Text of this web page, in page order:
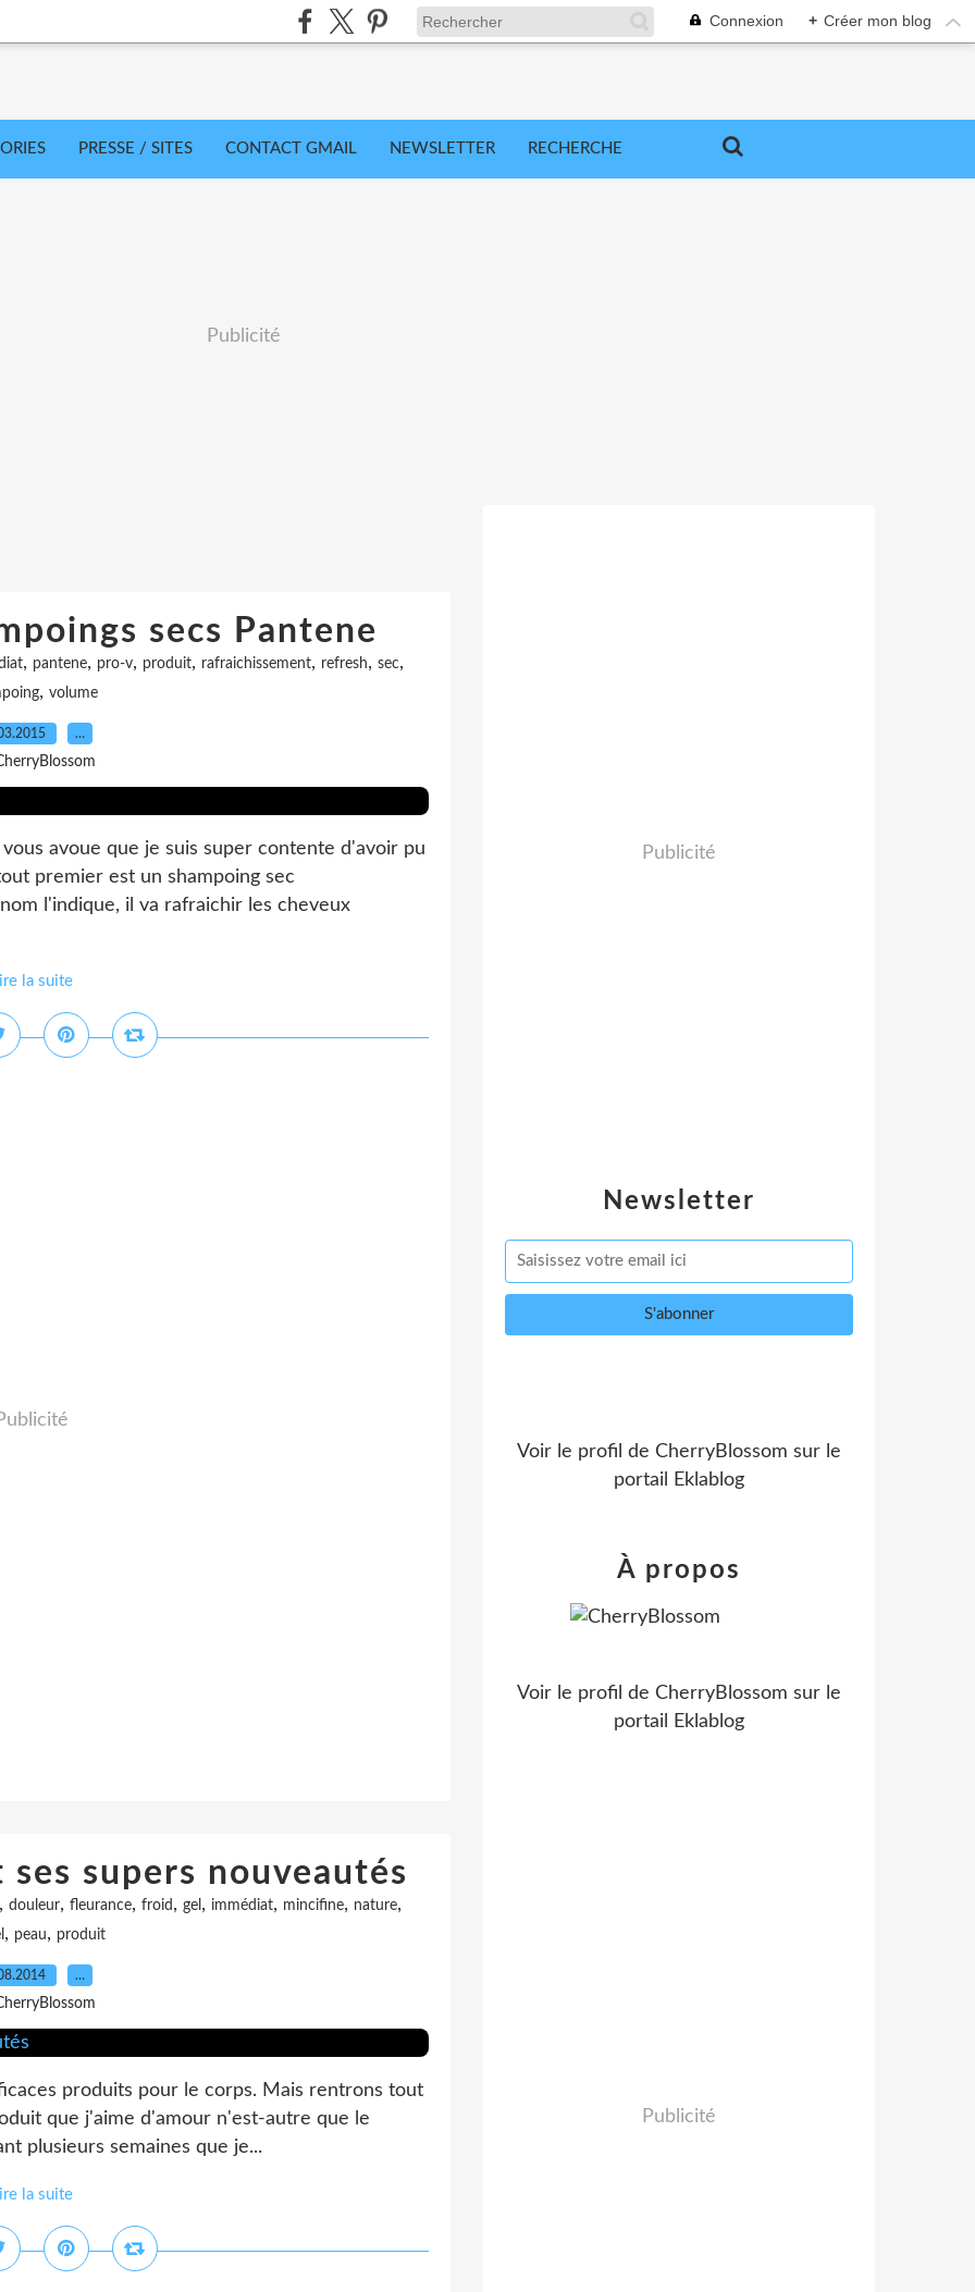
Connexion + Créer mon blog
PRESSE / SITES CONTACT GMAIL NEWSLETTER RECHERCHE
Publicité
secs Pantene
, pantene, pro-v, produit, rafraichissement, refresh, sec,
, volume
…
avoue que je suis super contente d'avoir pu
premier est un shampoing sec
l'indique, il va rafraichir les cheveux
la suite
supers nouveautés
douleur, fleurance, froid , gel, immédiat, mincifine, nature,
, peau, produit
…
produits pour le corps. Mais rentrons tout
que j'aime d'amour n'est-autre que le
plusieurs semaines que je...
la suite
Newsletter
Publicité
Voir le profil de CherryBlossom sur le
portail Eklablog
À propos
Voir le profil de CherryBlossom sur le
portail Eklablog
Publicité